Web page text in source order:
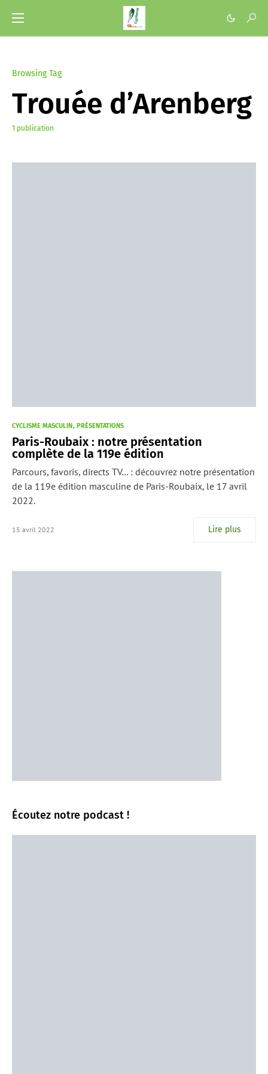
Browsing Tag
Trouée d’Arenberg
1 publication
CYCLISME MASCULIN PRÉSENTATIONS
Paris-Roubaix : notre présentation
complète de la 119e édition
Parcours, favoris, directs TV… : découvrez notre présentation
de la 119e édition masculine de Paris-Roubaix, le 17 avril
2022.
15 avril 2022 Lire plus
Écoutez notre podcast !